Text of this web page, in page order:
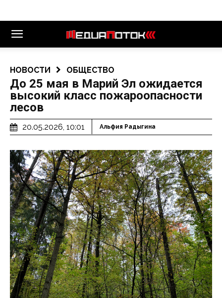
НОВОСТИ ОБЩЕСТВО
До 25 мая в Марий Эл ожидается
высокий класс пожароопасности
лесов
20.05.2026, 10:01 Альфия Радыгина